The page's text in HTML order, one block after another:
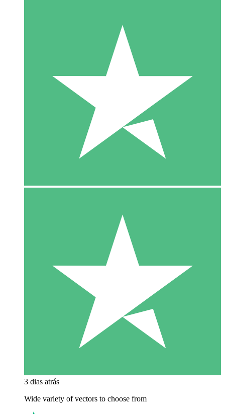
3 dias atrás
Wide variety of vectors to choose from